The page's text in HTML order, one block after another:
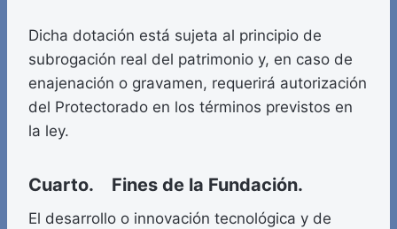
Dicha dotación está sujeta al principio de
subrogación real del patrimonio y, en caso de
enajenación o gravamen, requerirá autorización
del Protectorado en los términos previstos en
la ley.
Cuarto. Fines de la Fundación.
El desarrollo o innovación tecnológica y de